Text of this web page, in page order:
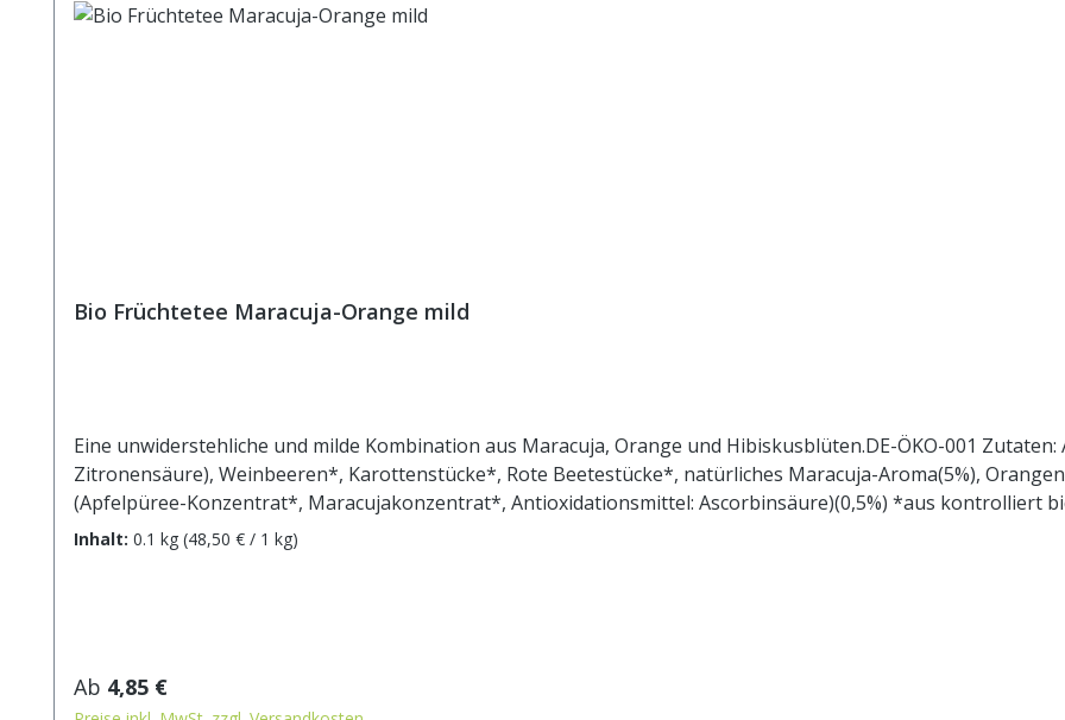
Bio Früchtetee Maracuja-Orange mild
Eine unwiderstehliche und milde Kombination aus Maracuja, Orange und Hibiskusblüten.DE-ÖKO-001
Zitronensäure), Weinbeeren*, Karottenstücke*, Rote Beetestücke*, natürliches Maracuja-Aroma(5%),
(Apfelpüree-Konzentrat*, Maracujakonzentrat*, Antioxidationsmittel: Ascorbinsäure)(0,5%) *aus kontrolliert
kochendem Wasser aufgiessen. Ziehzeit: max.10 min.
Inhalt: 0.1 kg (48,50 € / 1 kg)
Regulärer Preis:
Ab 4,85 €